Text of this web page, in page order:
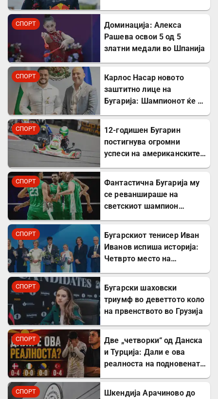
СПОРТ
Доминација: Алекса
Рашева освои 5 од 5
златни медали во Шпанија
СПОРТ
Карлос Насар новото
заштитно лице на
Бугарија: Шампионот ќе го
СПОРТ
12-годишен Бугарин
постигнува огромни
успеси на американските
СПОРТ
Фантастична Бугарија му
се реваншираше на
светскиот шампион
СПОРТ
Бугарскиот тенисер Иван
Иванов испиша историја:
Четврто место на
СПОРТ
Бугарски шаховски
триумф во деветтото коло
на првенството во Грузија
СПОРТ
Две „четворки“ од Данска
и Турција: Дали е ова
реалноста на подновената
СПОРТ
Шкендија Арачиново до